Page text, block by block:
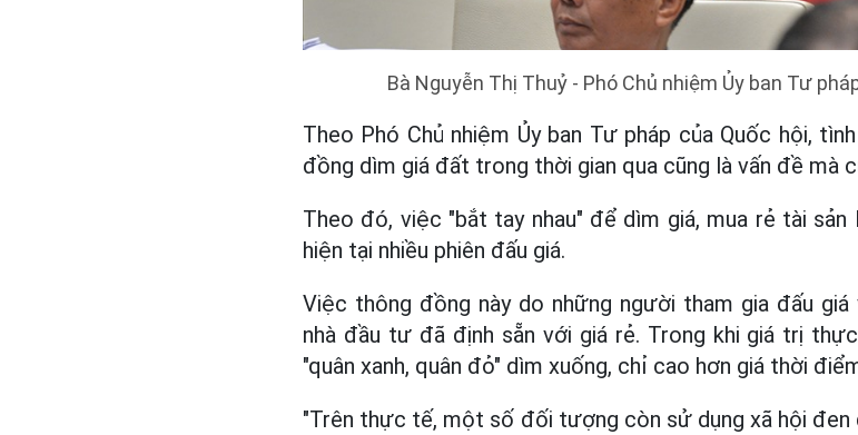
Bà Nguyễn Thị Thuỷ - Phó Chủ nhiệm Ủy ban Tư
Theo Phó Chủ nhiệm Ủy ban Tư pháp của Quốc hội,
đồng dìm giá đất trong thời gian qua cũng là vấn đề mà
Theo đó, việc "bắt tay nhau" để dìm giá, mua rẻ tài
hiện tại nhiều phiên đấu giá.
Việc thông đồng này do những người tham gia đấu
nhà đầu tư đã định sẵn với giá rẻ. Trong khi giá trị
"quân xanh, quân đỏ" dìm xuống, chỉ cao hơn giá thời
"Trên thực tế, một số đối tượng còn sử dụng xã hội đen